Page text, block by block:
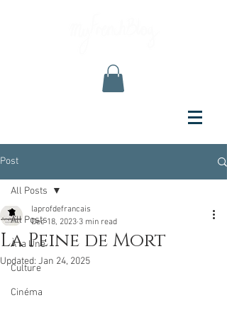
Post
All Posts
À la Une
Culture
Cinéma
All Posts
La Peine de Mort
laprofdefrancais
Dec 18, 2023 3 min read
Updated: Jan 24, 2025